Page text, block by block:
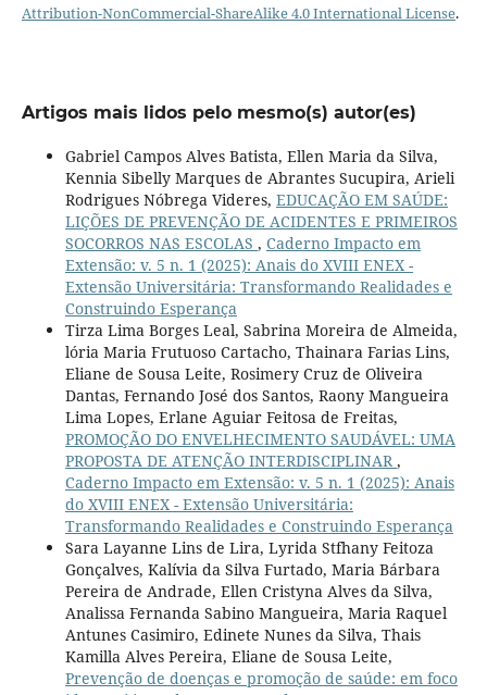
Attribution-NonCommercial-ShareAlike 4.0 International License.
Artigos mais lidos pelo mesmo(s) autor(es)
Gabriel Campos Alves Batista, Ellen Maria da Silva,
Kennia Sibelly Marques de Abrantes Sucupira, Arieli
Rodrigues Nóbrega Videres, EDUCAÇÃO EM SAÚDE:
LIÇÕES DE PREVENÇÃO DE ACIDENTES E PRIMEIROS
SOCORROS NAS ESCOLAS , Caderno Impacto em
Extensão: v. 5 n. 1 (2025): Anais do XVIII ENEX -
Extensão Universitária: Transformando Realidades e
Construindo Esperança
Tirza Lima Borges Leal, Sabrina Moreira de Almeida,
lória Maria Frutuoso Cartacho, Thainara Farias Lins,
Eliane de Sousa Leite, Rosimery Cruz de Oliveira
Dantas, Fernando José dos Santos, Raony Mangueira
Lima Lopes, Erlane Aguiar Feitosa de Freitas,
PROMOÇÃO DO ENVELHECIMENTO SAUDÁVEL: UMA
PROPOSTA DE ATENÇÃO INTERDISCIPLINAR,
Caderno Impacto em Extensão: v. 5 n. 1 (2025): Anais
do XVIII ENEX - Extensão Universitária:
Transformando Realidades e Construindo Esperança
Sara Layanne Lins de Lira, Lyrida Stfhany Feitoza
Gonçalves, Kalívia da Silva Furtado, Maria Bárbara
Pereira de Andrade, Ellen Cristyna Alves da Silva,
Analissa Fernanda Sabino Mangueira, Maria Raquel
Antunes Casimiro, Edinete Nunes da Silva, Thais
Kamilla Alves Pereira, Eliane de Sousa Leite,
Prevenção de doenças e promoção de saúde: em foco